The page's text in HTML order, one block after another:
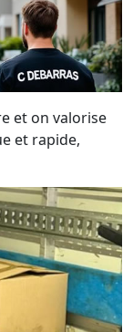
et on valorise
et rapide,